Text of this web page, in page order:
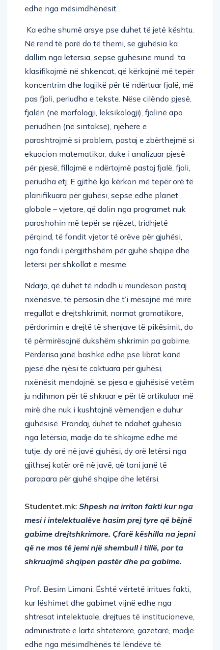
edhe nga mësimdhënësit.
Ka edhe shumë arsye pse duhet të jetë kështu.
Në rend të parë do të themi, se gjuhësia ka
dallim nga letërsia, sepse gjuhësinë mund ta
klasifikojmë në shkencat, që kërkojnë më tepër
koncentrim dhe logjikë për të ndërtuar fjalë, më
pas fjali, periudha e tekste. Nëse cilëndo pjesë,
fjalën (në morfologji, leksikologji), fjalinë apo
periudhën (në sintaksë), njëherë e
parashtrojmë si problem, pastaj e zbërthejmë si
ekuacion matematikor, duke i analizuar pjesë
për pjesë, fillojmë e ndërtojmë pastaj fjalë, fjali,
periudha etj. E gjithë kjo kërkon më tepër orë të
planifikuara për gjuhësi, sepse edhe planet
globale – vjetore, që dalin nga programet nuk
parashohin më tepër se njëzet, tridhjetë
përqind, të fondit vjetor të orëve për gjuhësi,
nga fondi i përgjithshëm për gjuhë shqipe dhe
letërsi për shkollat e mesme.
Ndarja, që duhet të ndodh u mundëson pastaj
nxënësve, të përsosin dhe t’i mësojnë më mirë
rregullat e drejtshkrimit, normat gramatikore,
përdorimin e drejtë të shenjave të pikësimit, do
të përmirësojnë dukshëm shkrimin pa gabime.
Përderisa janë bashkë edhe pse librat kanë
pjesë dhe njësi të caktuara për gjuhësi,
nxënësit mendojnë, se pjesa e gjuhësisë vetëm
ju ndihmon për të shkruar e për të artikuluar më
mirë dhe nuk i kushtojnë vëmendjen e duhur
gjuhësisë. Prandaj, duhet të ndahet gjuhësia
nga letërsia, madje do të shkojmë edhe më
tutje, dy orë në javë gjuhësi, dy orë letërsi nga
gjithsej katër orë në javë, që tani janë të
parapara për gjuhë shqipe dhe letërsi.
Studentet.mk: Shpesh na irriton fakti kur nga
mesi i intelektualëve hasim prej tyre që bëjnë
gabime drejtshkrimore. Çfarë këshilla na jepni
që ne mos të jemi një shembull i tillë, por ta
shkruajmë shqipen pastër dhe pa gabime.
Prof. Besim Limani: Është vërtetë irritues fakti,
kur lëshimet dhe gabimet vijnë edhe nga
shtresat intelektuale, drejtues të institucioneve,
administratë e lartë shtetërore, gazetarë, madje
edhe nga mësimdhënës të lëndëve të